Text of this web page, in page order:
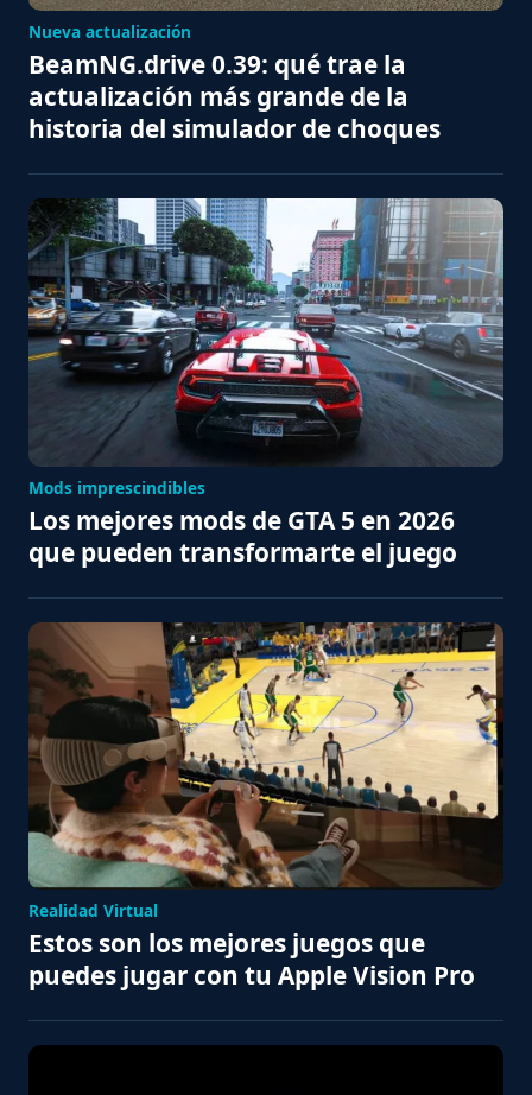
Nueva actualización
BeamNG.drive 0.39: qué trae la
actualización más grande de la
historia del simulador de choques
Mods imprescindibles
Los mejores mods de GTA 5 en 2026
que pueden transformarte el juego
Realidad Virtual
Estos son los mejores juegos que
puedes jugar con tu Apple Vision Pro